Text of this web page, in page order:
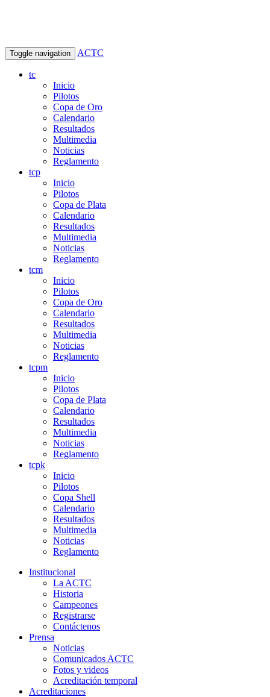
Toggle navigation ACTC
tc
Inicio
Pilotos
Copa de Oro
Calendario
Resultados
Multimedia
Noticias
Reglamento
tcp
Inicio
Pilotos
Copa de Plata
Calendario
Resultados
Multimedia
Noticias
Reglamento
tcm
Inicio
Pilotos
Copa de Oro
Calendario
Resultados
Multimedia
Noticias
Reglamento
tcpm
Inicio
Pilotos
Copa de Plata
Calendario
Resultados
Multimedia
Noticias
Reglamento
tcpk
Inicio
Pilotos
Copa Shell
Calendario
Resultados
Multimedia
Noticias
Reglamento
Institucional
La ACTC
Historia
Campeones
Registrarse
Contáctenos
Prensa
Noticias
Comunicados ACTC
Fotos y videos
Acreditación temporal
Acreditaciones